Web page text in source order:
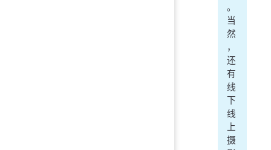
。
当
然
，
还
有
线
下
线
上
摄